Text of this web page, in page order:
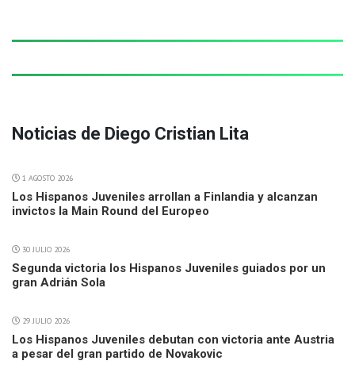
Noticias de Diego Cristian Lita
1 AGOSTO 2026
Los Hispanos Juveniles arrollan a Finlandia y alcanzan
invictos la Main Round del Europeo
30 JULIO 2026
Segunda victoria los Hispanos Juveniles guiados por un
gran Adrián Sola
29 JULIO 2026
Los Hispanos Juveniles debutan con victoria ante Austria
a pesar del gran partido de Novakovic